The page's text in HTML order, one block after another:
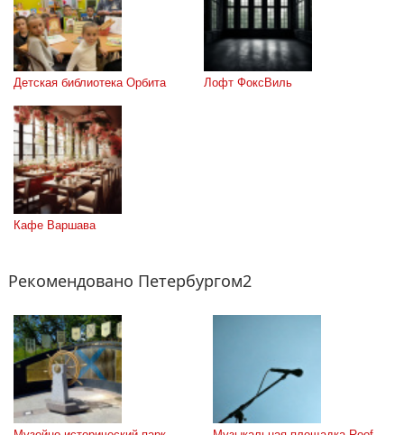
Детская библиотека Орбита Лофт ФоксВиль
Кафе Варшава
Рекомендовано Петербургом2